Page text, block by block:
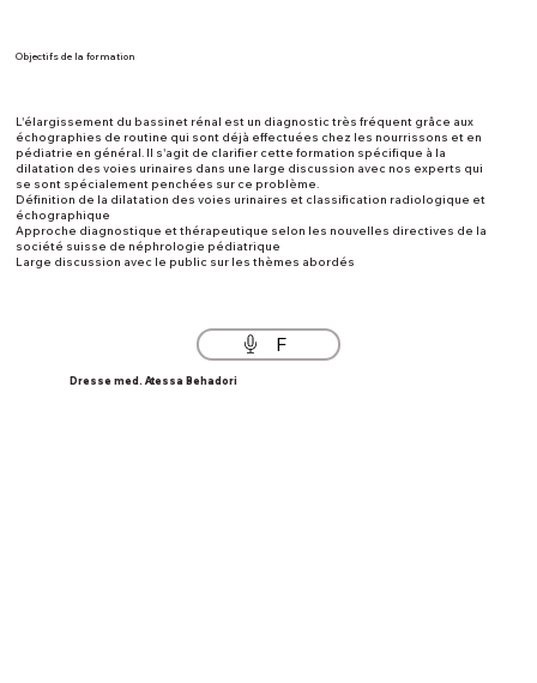
Objectifs de la formation
L'élargissement du bassinet rénal est un diagnostic très fréquent grâce aux
échographies de routine qui sont déjà effectuées chez les nourrissons et en
pédiatrie en général. Il s'agit de clarifier cette formation spécifique à la
dilatation des voies urinaires dans une large discussion avec nos experts qui
se sont spécialement penchées sur ce problème.
Définition de la dilatation des voies urinaires et classification radiologique et
échographique
Approche diagnostique et thérapeutique selon les nouvelles directives de la
société suisse de néphrologie pédiatrique
Large discussion avec le public sur les thèmes abordés
F
Dresse med. Atessa Behadori